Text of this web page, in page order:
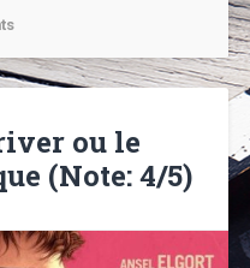
ou le
(Note: 4/5)